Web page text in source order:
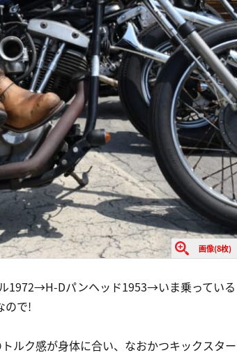
画像(8枚)
1972→H-Dパンヘッド1953→いま乗っている
ので!
ルク感が身体に合い、なおかつキックスター